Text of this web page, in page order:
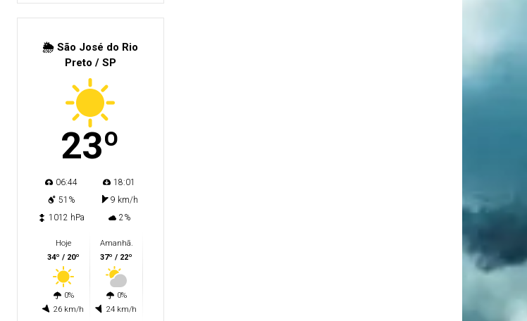
🌦 São José do Rio
Preto / SP
23º
06:44
18:01
51%
9 km/h
1012 hPa
2%
Hoje
34º / 20º
0%
26 km/h
Amanhã.
37º / 22º
0%
24 km/h